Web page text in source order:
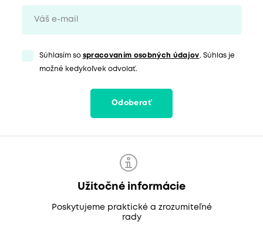
Súhlasím so spracovaním osobných údajov. Súhlas je
možné kedykoľvek odvolať.
Odoberať
Užitočné informácie
Poskytujeme praktické a zrozumiteľné
rady